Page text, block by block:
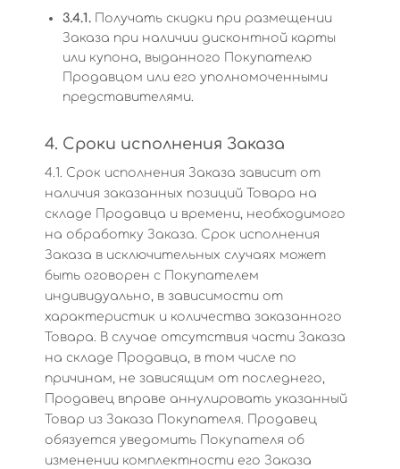
3.4.1. Получать скидки при размещении
Заказа при наличии дисконтной карты
или купона, выданного Покупателю
Продавцом или его уполномоченными
представителями.
4. Сроки исполнения Заказа
4.1. Срок исполнения Заказа зависит от
наличия заказанных позиций Товара на
складе Продавца и времени, необходимого
на обработку Заказа. Срок исполнения
Заказа в исключительных случаях может
быть оговорен с Покупателем
индивидуально, в зависимости от
характеристик и количества заказанного
Товара. В случае отсутствия части Заказа
на складе Продавца, в том числе по
причинам, не зависящим от последнего,
Продавец вправе аннулировать указанный
Товар из Заказа Покупателя. Продавец
обязуется уведомить Покупателя об
изменении комплектности его Заказа